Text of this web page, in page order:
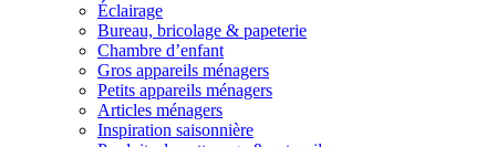
Éclairage
Bureau, bricolage & papeterie
Chambre d’enfant
Gros appareils ménagers
Petits appareils ménagers
Articles ménagers
Inspiration saisonnière